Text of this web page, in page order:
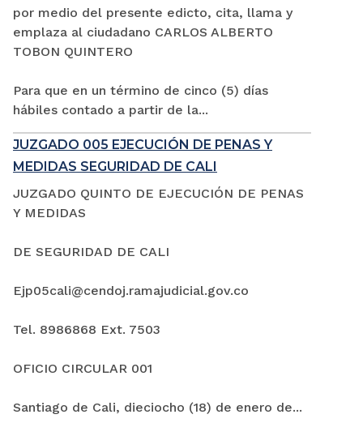
por medio del presente edicto, cita, llama y
emplaza al ciudadano CARLOS ALBERTO
TOBON QUINTERO
Para que en un término de cinco (5) días
hábiles contado a partir de la...
JUZGADO 005 EJECUCIÓN DE PENAS Y
MEDIDAS SEGURIDAD DE CALI
JUZGADO QUINTO DE EJECUCIÓN DE PENAS
Y MEDIDAS
DE SEGURIDAD DE CALI
Ejp05cali@cendoj.ramajudicial.gov.co
Tel. 8986868 Ext. 7503
OFICIO CIRCULAR 001
Santiago de Cali, dieciocho (18) de enero de...